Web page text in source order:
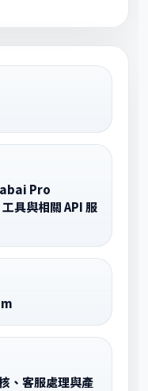
Pro
具與相關 API 服
、客服處理與產